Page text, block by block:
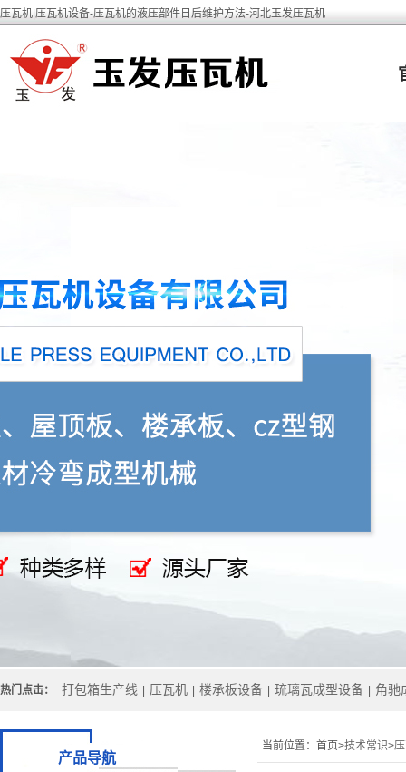
压瓦机|压瓦机设备-压瓦机的液压部件日后维护方法-河北玉发压瓦机
热门点击： 打包箱生产线 压瓦机 楼承板设备 琉璃瓦成型设备 角驰
当前位置： 首页>技术常识>
产品导航